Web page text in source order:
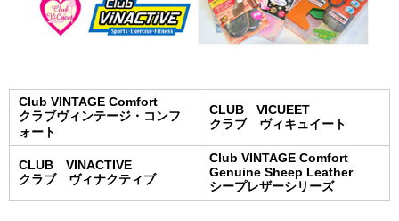
Club VINTAGE Comfort
クラブヴィンテージ・コンフ
ォート
CLUB VICUEET
クラブ ヴィキュイート
CLUB VINACTIVE
クラブ ヴィナクティブ
Club VINTAGE Comfort
Genuine Sheep Leather
シープレザーシリーズ